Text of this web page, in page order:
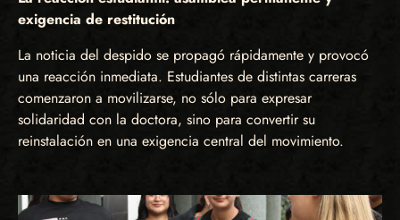
exigencia de restitución
La noticia del despido se propagó rápidamente y provocó
una reacción inmediata. Estudiantes de distintas carreras
comenzaron a movilizarse, no sólo para expresar
solidaridad con la doctora, sino para convertir su
reinstalación en una exigencia central del movimiento.